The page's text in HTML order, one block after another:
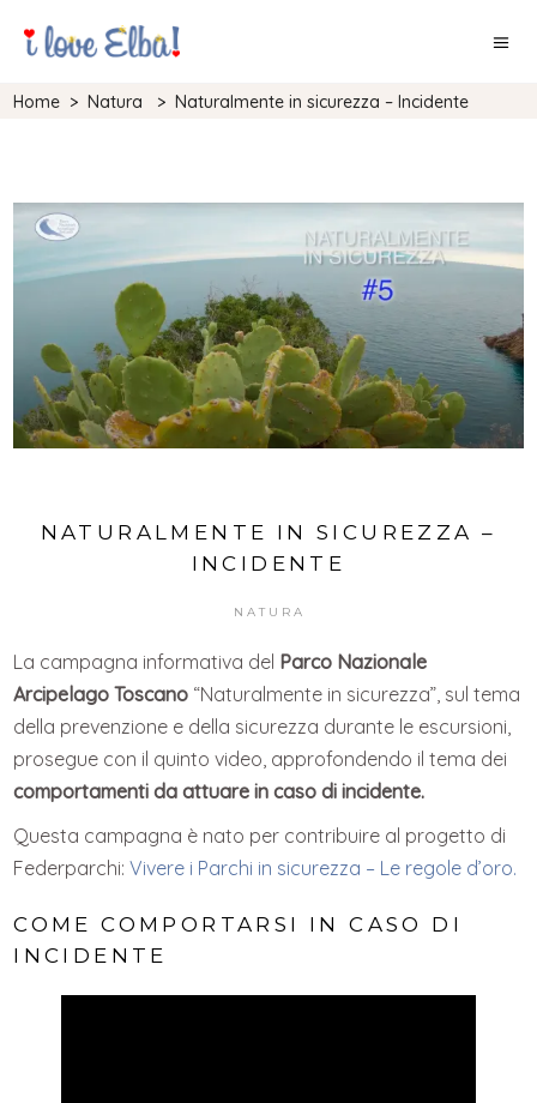
Home >Natura >Naturalmente in sicurezza – Incidente
NATURALMENTE IN SICUREZZA –
INCIDENTE
NATURA
La campagna informativa del Parco Nazionale
Arcipelago Toscano “Naturalmente in sicurezza”, sul tema
della prevenzione e della sicurezza durante le escursioni,
prosegue con il quinto video, approfondendo il tema dei
comportamenti da attuare in caso di incidente.
Questa campagna è nato per contribuire al progetto di
Federparchi:Vivere i Parchi in sicurezza – Le regole d’oro.
COME COMPORTARSI IN CASO DI
INCIDENTE